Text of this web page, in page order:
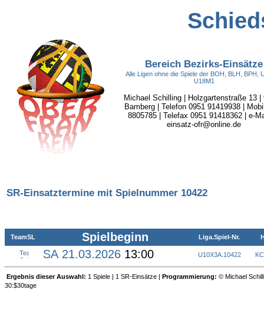
Bereich Bezirks-Einsätze
Alle Ligen ohne die Spiele der BOH, BLH, BPH,
U18M1
Michael Schilling | Holzgartenstraße 13 |
Bamberg | Telefon 0951 91419938 |
8805785 | Telefax 0951 91418362 | e-
einsatz-ofr@online.de
SR-Einsatztermine mit Spielnummer 10422
TeamSL Spielbeginn Liga.Spiel-Nr.
SA 21.03.2026 13:00 U10X3A. 10422
Ergebnis dieser Auswahl: 1 Spiele | 1 SR-Einsätze | Programmierung: © Michael
30:$30tage